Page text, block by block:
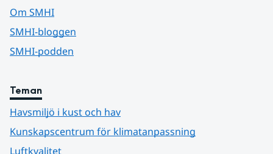
Om SMHI
SMHI-bloggen
SMHI-podden
Teman
Havsmiljö i kust och hav
Kunskapscentrum för klimatanpassning
Luftkvalitet